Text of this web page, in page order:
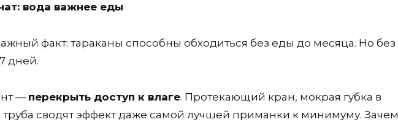
вода важнее еды
факт: тараканы способны обходиться без еды до месяца. Но без
дней.
— перекрыть доступ к влаге. Протекающий кран, мокрая губка в
сводят эффект даже самой лучшей приманки к минимуму. Зачем